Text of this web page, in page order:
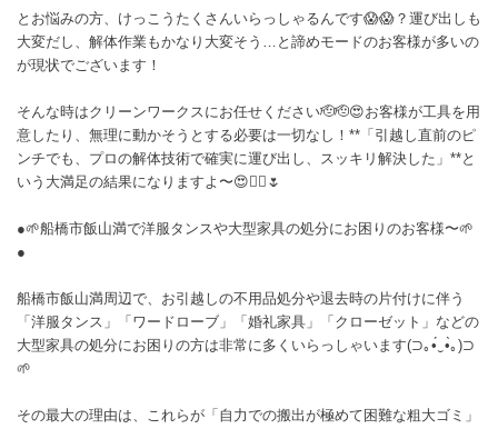
とお悩みの方、けっこうたくさんいらっしゃるんです😱😱？運び出しも
大変だし、解体作業もかなり大変そう…と諦めモードのお客様が多いの
が現状でございます！
そんな時はクリーンワークスにお任せください🫡🫡😍お客様が工具を用
意したり、無理に動かそうとする必要は一切なし！**「引越し直前のピ
ンチでも、プロの解体技術で確実に運び出し、スッキリ解決した」**と
いう大満足の結果になりますよ〜😍🙂‍↕️🌷
●🌱船橋市飯山満で洋服タンスや大型家具の処分にお困りのお客様〜🌱
●
船橋市飯山満周辺で、お引越しの不用品処分や退去時の片付けに伴う
「洋服タンス」「ワードローブ」「婚礼家具」「クローゼット」などの
大型家具の処分にお困りの方は非常に多くいらっしゃいます(⊃｡•́‿•̀｡)⊃
🌱
その最大の理由は、これらが「自力での搬出が極めて困難な粗大ゴミ」